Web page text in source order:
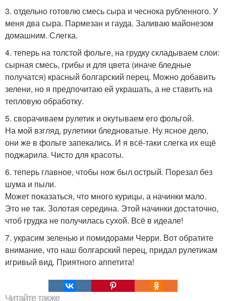
3. отдельно готовлю смесь сыра и чеснока рубленного. У
меня два сыра. Пармезан и гауда. Заливаю майонезом
домашним. Слегка.
4. теперь на толстой фольге, на грудку складываем слои:
сырная смесь, грибы и для цвета (иначе бледные
получатся) красный болгарский перец. Можно добавить
зелени, но я предпочитаю ей украшать, а не ставить на
тепловую обработку.
5. сворачиваем рулетик и окутываем его фольгой.
На мой взгляд, рулетики бледноватые. Ну ясное дело,
они же в фольге запекались. И я всё-таки слегка их ещё
поджарила. Чисто для красоты.
6. теперь главное, чтобы нож был острый. Порезал без
шума и пыли.
Может показаться, что много курицы, а начинки мало.
Это не так. Золотая середина. Этой начинки достаточно,
чтоб грудка не получилась сухой. Всё в идеале!
7. украсим зеленью и помидорами Черри. Вот обратите
внимание, что наш болгарский перец, придал рулетикам
игривый вид. Приятного аппетита!
Читайте также